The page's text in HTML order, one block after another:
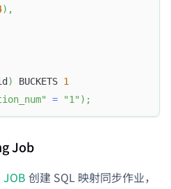
) ,
) BUCKETS 1
= "1" ) ;
Job
JOB 创建 SQL 映射同步作业，